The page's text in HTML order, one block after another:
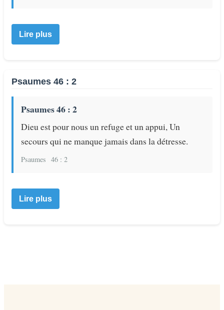
Lire plus
Psaumes 46 : 2
Psaumes 46 : 2
Dieu est pour nous un refuge et un appui, Un
secours qui ne manque jamais dans la détresse.
Psaumes 46 : 2
Lire plus